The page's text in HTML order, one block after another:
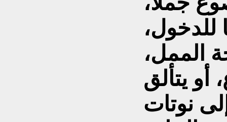
للدخول،
الممل،
يتألق
نوتات